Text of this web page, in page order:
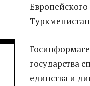
государства
единства и